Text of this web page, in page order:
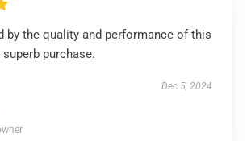
by the quality and performance of this
superb purchase.
Dec 5, 2024